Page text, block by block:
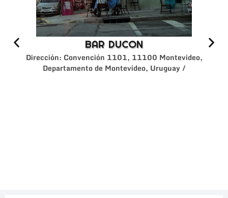
BAR DUCON
Dirección: Convención 1101, 11100 Montevideo,
Departamento de Montevideo, Uruguay /